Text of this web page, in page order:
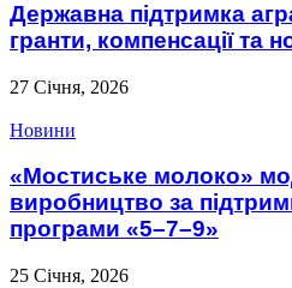
Державна підтримка
гранти, компенсації та
27 Січня, 2026
Новини
«Мостиське молоко»
виробництво за
програми «5–7–9»
25 Січня, 2026